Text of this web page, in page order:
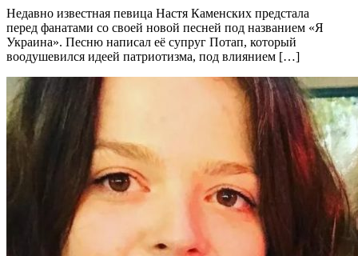
Недавно известная певица Настя Каменских предстала
перед фанатами со своей новой песней под названием «Я
Украина». Песню написал её супруг Потап, который
воодушевился идеей патриотизма, под влиянием […]